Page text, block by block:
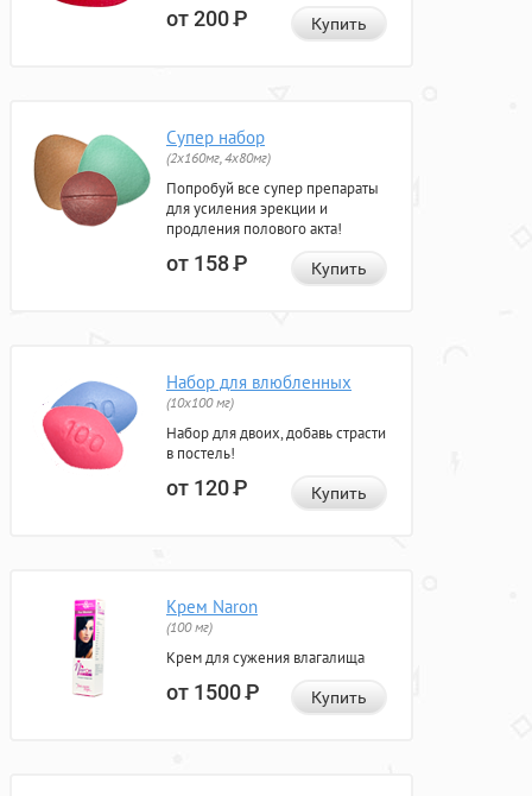
от 200Р Купить
Супер набор
(2х160мг, 4х80мг)
Попробуй все супер препараты
для усиления эрекции и
продления полового акта!
от 158Р Купить
Набор для влюбленных
(10х100 мг)
Набор для двоих, добавь страсти
в постель!
от 120Р Купить
Крем Naron
(100 мг)
Крем для сужения влагалища
от 1500Р Купить